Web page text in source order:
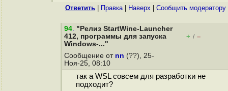
Ответить Правка| Наверх Cообщить модератору
94. "Релиз StartWine-Launcher
412, программы для запуска
Windows-..."
+ / –
Сообщение от nn (??), 25-
Ноя-25, 08:10
так а WSL совсем для разработки не
подходит?